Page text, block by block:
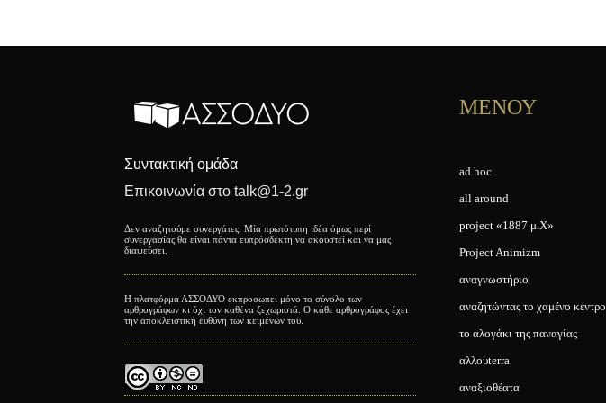
Συντακτική ομάδα
Επικοινωνία στο talk@1-2.gr
Δεν αναζητούμε συνεργάτες. Μία πρωτότυπη ιδέα όμως περί
συνεργασίας θα είναι πάντα ευπρόσδεκτη να ακουστεί και να μας
διαψεύσει.
Η πλατφόρμα ΑΣΣΟΔΥΟ εκπροσωπεί μόνο το σύνολο των
αρθρογράφων κι όχι τον καθένα ξεχωριστά. Ο κάθε αρθρογράφος έχει
την αποκλειστική ευθύνη των κειμένων του.
ΜΕΝΟΥ
ad hoc
all around
project «1887 μ.Χ»
Project Animizm
αναγνωστήριο
αναζητώντας το χαμένο κέντρο
το αλογάκι της παναγίας
αλλουterra
αναξιοθέατα